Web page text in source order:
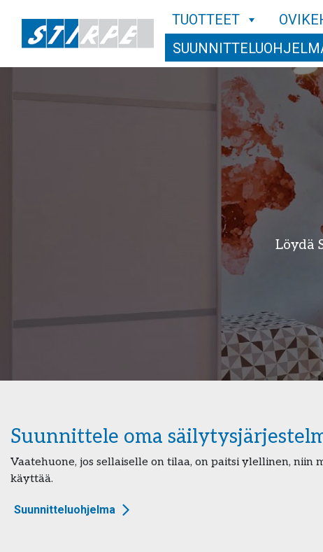
TUOTTEET
Löydä
Suunnittele oma
Vaatehuone, jos sellaiselle on tilaa, on paitsi ylellinen, niin
käyttää.
Suunnitteluohjelma